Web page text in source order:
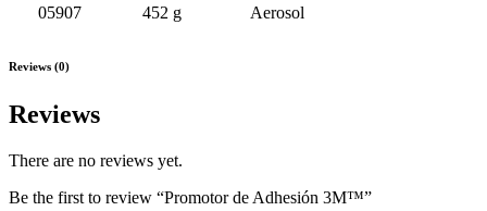
05907
452 g Aerosol
Reviews (0)
Reviews
There are no reviews yet.
Be the first to review “Promotor de Adhesión 3M™”